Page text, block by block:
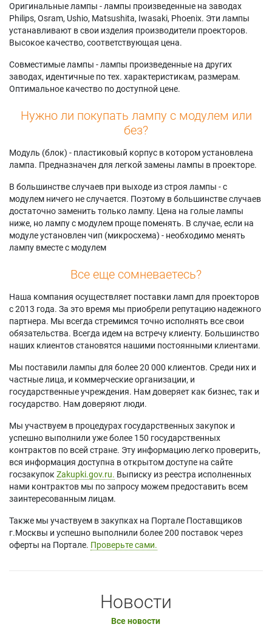
Оригинальные лампы - лампы произведенные на заводах
Philips, Osram, Ushio, Matsushita, Iwasaki, Phoenix. Эти лампы
устанавливают в свои изделия производители проекторов.
Высокое качество, соответствующая цена.
Совместимые лампы - лампы произведенные на других
заводах, идентичные по тех. характеристикам, размерам.
Оптимальное качество по доступной цене.
Нужно ли покупать лампу с модулем или
без?
Модуль (блок) - пластиковый корпус в котором установлена
лампа. Предназначен для легкой замены лампы в проекторе.
В большинстве случаев при выходе из строя лампы - с
модулем ничего не случается. Поэтому в большинстве случаев
достаточно заменить только лампу. Цена на голые лампы
ниже, но лампу с модулем проще поменять. В случае, если на
модуле установлен чип (микросхема) - необходимо менять
лампу вместе с модулем
Все еще сомневаетесь?
Наша компания осуществляет поставки ламп для проекторов
с 2013 года. За это время мы приобрели репутацию надежного
партнера. Мы всегда стремимся точно исполнять все свои
обязательства. Всегда идем на встречу клиенту. Большинство
наших клиентов становятся нашими постоянными клиентами.
Мы поставили лампы для более 20 000 клиентов. Среди них и
частные лица, и коммерческие организации, и
государственные учреждения. Нам доверяет как бизнес, так и
государство. Нам доверяют люди.
Мы участвуем в процедурах государственных закупок и
успешно выполнили уже более 150 государственных
контрактов по всей стране. Эту информацию легко проверить,
вся информация доступна в открытом доступе на сайте
госзакупок Zakupki.gov.ru. Выписку из реестра исполненных
нами контрактов мы по запросу можем предоставить всем
заинтересованным лицам.
Также мы участвуем в закупках на Портале Поставщиков
г.Москвы и успешно выполнили более 200 поставок через
оферты на Портале. Проверьте сами.
Новости
Все новости